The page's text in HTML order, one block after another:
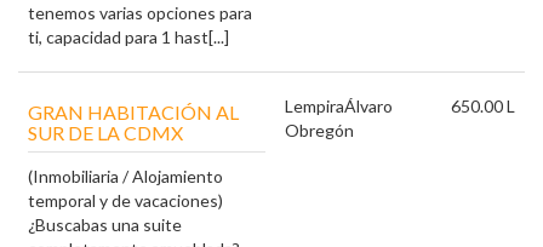
tenemos varias opciones para
ti, capacidad para 1 hast[...]
GRAN HABITACIÓN AL
SUR DE LA CDMX
(Inmobiliaria / Alojamiento
temporal y de vacaciones)
¿Buscabas una suite
LempiraÁlvaro
Obregón
650.00 L